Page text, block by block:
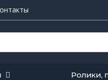
Ролики,